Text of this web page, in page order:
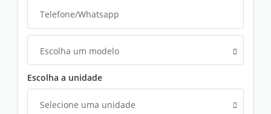
Escolha um modelo
Escolha a unidade
Selecione uma unidade